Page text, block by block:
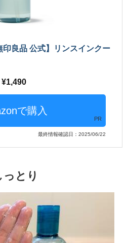
良品 公式】リンスインクー
1,490
PR
最終情報確認日：2025/06/22
とり